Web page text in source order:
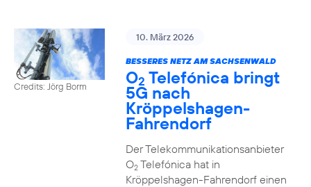
Credits: Jörg Borm
10. März 2026
BESSERES NETZ AM SACHSENWALD
O2 Telefónica bringt
5G nach
Kröppelshagen-
Fahrendorf
Der Telekommunikationsanbieter
O2Telefónica hat in
Kröppelshagen-Fahrendorf einen